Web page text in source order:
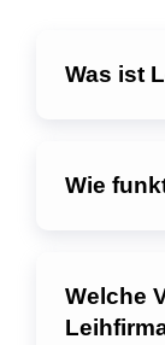
Was ist
Wie
Welche